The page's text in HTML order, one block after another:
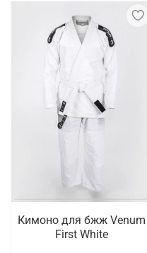
Кимоно для бжж Venum
First White